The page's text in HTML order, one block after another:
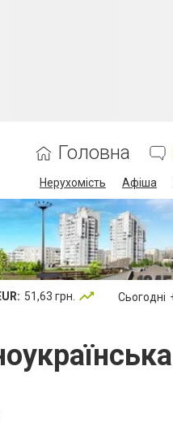
Головна
Нерухомість Афіша
51,63 грн. Сьогодні